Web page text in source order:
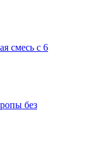
смесь с 6
без